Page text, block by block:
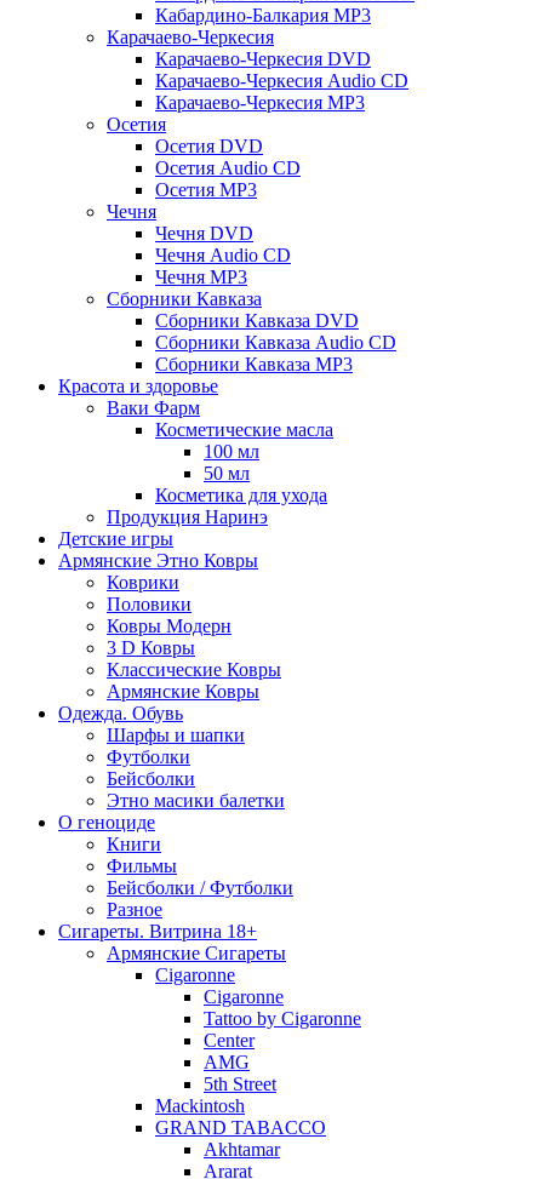
Кабардино-Балкария MP3
Карачаево-Черкесия
Карачаево-Черкесия DVD
Карачаево-Черкесия Audio CD
Карачаево-Черкесия MP3
Осетия
Осетия DVD
Осетия Audio CD
Осетия MP3
Чечня
Чечня DVD
Чечня Audio CD
Чечня MP3
Сборники Кавказа
Сборники Кавказа DVD
Сборники Кавказа Audio CD
Сборники Кавказа MP3
Красота и здоровье
Ваки Фарм
Косметические масла
100 мл
50 мл
Косметика для ухода
Продукция Наринэ
Детские игры
Армянские Этно Ковры
Коврики
Половики
Ковры Модерн
3 D Ковры
Классические Ковры
Армянские Ковры
Одежда. Обувь
Шарфы и шапки
Футболки
Бейсболки
Этно масики балетки
О геноциде
Книги
Фильмы
Бейсболки / Футболки
Разное
Сигареты. Витрина 18+
Армянские Сигареты
Cigaronne
Cigaronne
Tattoo by Cigaronne
Center
AMG
5th Street
Mackintosh
GRAND TABACCO
Akhtamar
Ararat